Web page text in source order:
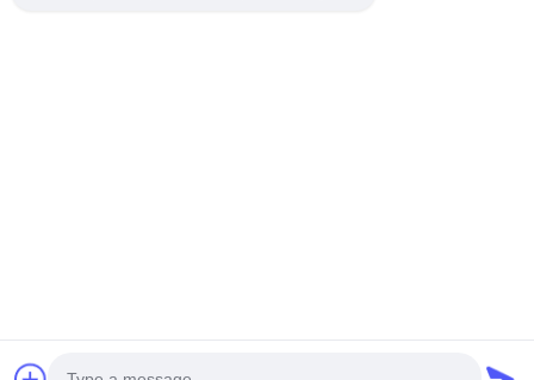
© 2026 PARAMOUNT LOGISTICS(SHENZHEN) CO.,LIMITED. All Rights